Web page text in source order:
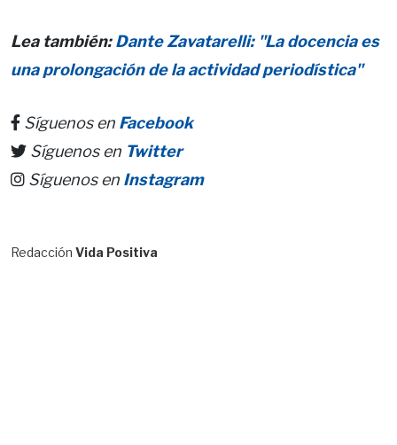
Lea también:Dante Zavatarelli: "La docencia es
una prolongación de la actividad periodística"
Síguenos en Facebook
Síguenos en Twitter
Síguenos en Instagram
Redacción Vida Positiva